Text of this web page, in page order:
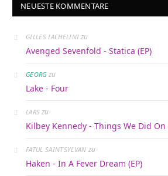
NEUESTE KOMMENTARE
GILLES IACHELINI zu
Avenged Sevenfold - Statica (EP)
GEORGzu
Lake - Four
LARS zu
Kilbey Kennedy - Things We Did On
FATUL SAINTSYLVAN zu
Haken - In A Fever Dream (EP)